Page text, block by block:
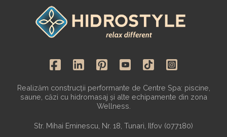
Realizăm construcții performante de Centre Spa: piscine,
saune, căzi cu hidromasaj și alte echipamente din zona
Wellness.
Str. Mihai Eminescu, Nr. 18, Tunari, Ilfov (077180)